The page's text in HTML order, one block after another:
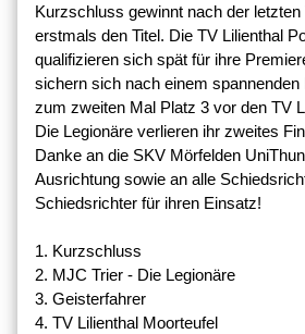
Kurzschluss gewinnt nach der letzten
erstmals den Titel. Die TV Lilienthal
qualifizieren sich spät für ihre
sichern sich nach einem
zum zweiten Mal Platz 3 vor den TV
Die Legionäre verlieren ihr zweites
Danke an die SKV Mörfelden
Ausrichtung sowie an alle
Schiedsrichter für ihren Einsatz!
1. Kurzschluss
2. MJC Trier - Die Legionäre
3. Geisterfahrer
4. TV Lilienthal Moorteufel